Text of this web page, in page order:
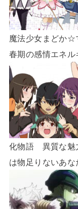
魔法少女まどか☆
春期の感情エネ
化物語 異質な魅
は物足りないあな